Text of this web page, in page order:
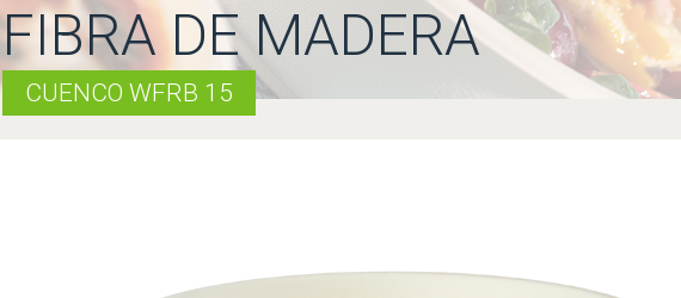
FIBRA DE MADERA
CUENCO WFRB 15